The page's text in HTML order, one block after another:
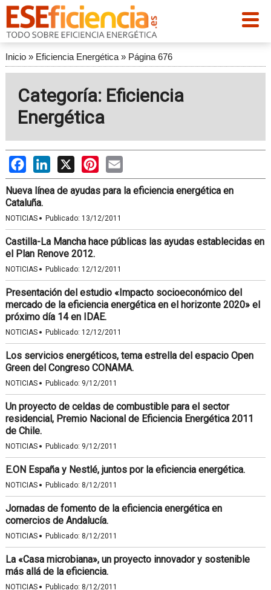
Inicio» Eficiencia Energética» Página 676
Categoría: Eficiencia
Energética
FacebookLinkedIn
X PinterestEmail
Nueva línea de ayudas para la eficiencia energética en
Cataluña.
NOTICIAS · Publicado: 13/12/2011
Castilla-La Mancha hace públicas las ayudas establecidas en
el Plan Renove 2012.
NOTICIAS · Publicado: 12/12/2011
Presentación del estudio «Impacto socioeconómico del
mercado de la eficiencia energética en el horizonte 2020» el
próximo día 14 en IDAE.
NOTICIAS · Publicado: 12/12/2011
Los servicios energéticos, tema estrella del espacio Open
Green del Congreso CONAMA.
NOTICIAS · Publicado: 9/12/2011
Un proyecto de celdas de combustible para el sector
residencial, Premio Nacional de Eficiencia Energética 2011
de Chile.
NOTICIAS · Publicado: 9/12/2011
E.ON España y Nestlé, juntos por la eficiencia energética.
NOTICIAS · Publicado: 8/12/2011
Jornadas de fomento de la eficiencia energética en
comercios de Andalucía.
NOTICIAS · Publicado: 8/12/2011
La «Casa microbiana», un proyecto innovador y sostenible
más allá de la eficiencia.
NOTICIAS Publicado: 8/12/2011